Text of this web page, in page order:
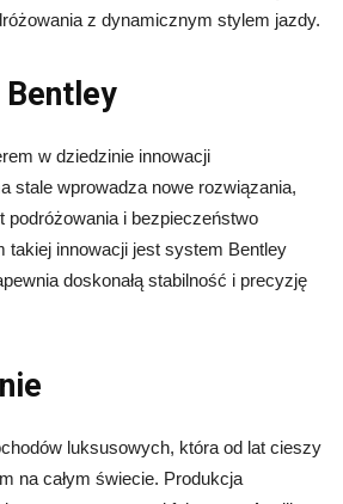
z dynamicznym stylem jazdy.
w dziedzinie innowacji
stale wprowadza nowe rozwiązania,
podróżowania i bezpieczeństwo
takiej innowacji jest system Bentley
doskonałą stabilność i precyzję
luksusowych, która od lat cieszy
na całym świecie. Produkcja